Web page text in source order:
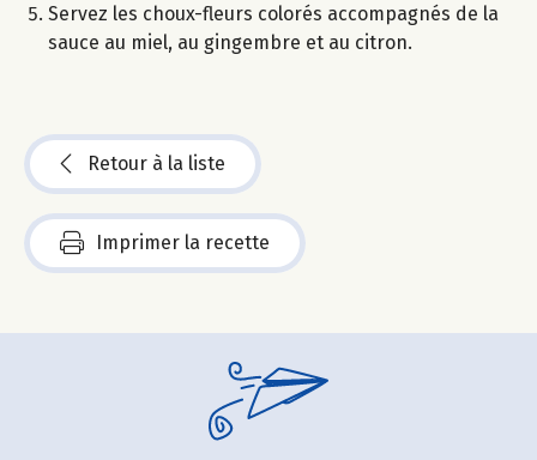
Servez les choux-fleurs colorés accompagnés de la
sauce au miel, au gingembre et au citron.
Retour à la liste
Imprimer la recette